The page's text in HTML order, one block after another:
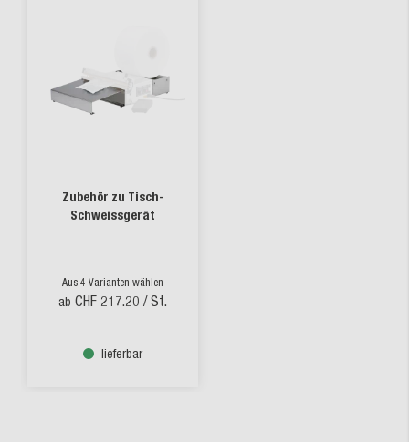
Zubehör zu Tisch-
Schweissgerät
Aus 4 Varianten wählen
ab CHF 217.20 / St.
lieferbar